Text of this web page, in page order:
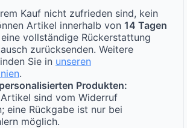
Kauf nicht zufrieden sind, kein
Artikel innerhalb von 14 Tagen
vollständige Rückerstattung
zurücksenden. Weitere
Sie in unseren
.
Produkten:
sind vom Widerruf
eine Rückgabe ist nur bei
möglich.